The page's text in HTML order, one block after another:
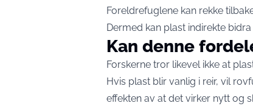
Foreldrefuglene kan rekke
Dermed kan plast indirekte
Kan denne
Forskerne tror likevel ikke at
Hvis plast blir vanlig i reir, vil
effekten av at det virker nytt og